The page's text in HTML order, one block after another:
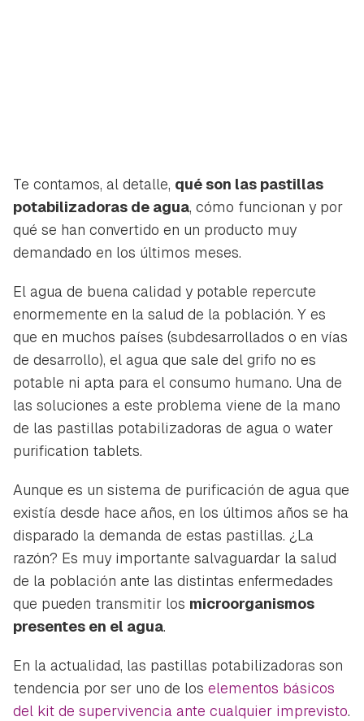
Te contamos, al detalle, qué son las pastillas
potabilizadoras de agua, cómo funcionan y por
qué se han convertido en un producto muy
demandado en los últimos meses.
El agua de buena calidad y potable repercute
enormemente en la salud de la población. Y es
que en muchos países (subdesarrollados o en vías
de desarrollo), el agua que sale del grifo no es
potable ni apta para el consumo humano. Una de
las soluciones a este problema viene de la mano
de las pastillas potabilizadoras de agua o water
purification tablets.
Aunque es un sistema de purificación de agua que
existía desde hace años, en los últimos años se ha
disparado la demanda de estas pastillas. ¿La
razón? Es muy importante salvaguardar la salud
de la población ante las distintas enfermedades
que pueden transmitir los microorganismos
presentes en el agua.
En la actualidad, las pastillas potabilizadoras son
tendencia por ser uno de los elementos básicos
del kit de supervivencia ante cualquier imprevisto.